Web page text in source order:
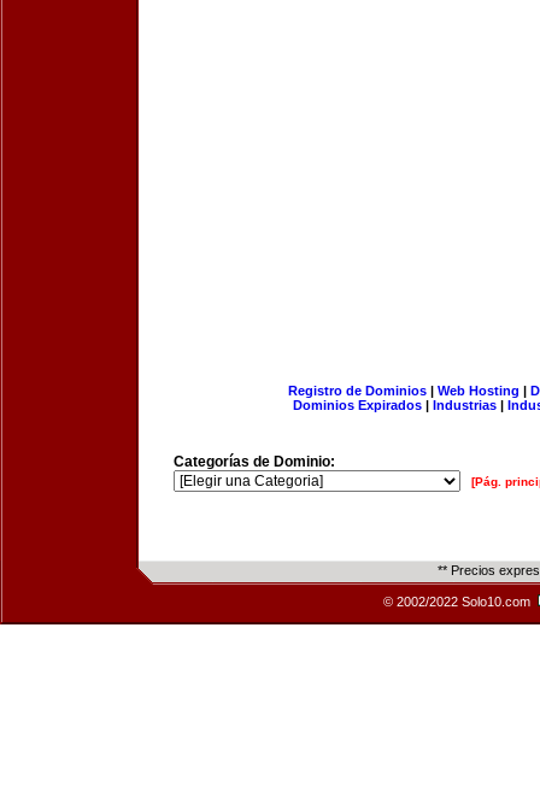
Registro de Dominios| Web Hosting |
Dominios Expirados | Industrias |
Categorías de Dominio:
[Pág.
** Precios
© 2002/2022 Solo10.com